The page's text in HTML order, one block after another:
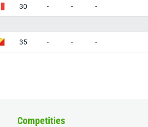
30 - - -
35 - - -
Competities